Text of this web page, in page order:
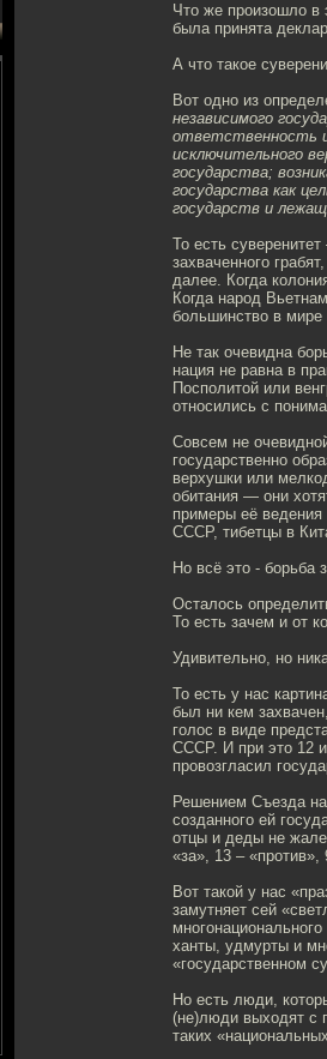
Что же произошло в
была принята
А что такое
Вот одно из
независимого
ответственность и
исключительного
государства;
государства как
государств и
То есть
захваченного
далее. Когда
Когда народ
большинство в мире
Не так очевидна
нация не равна в
Посполитой или
относились с
Совсем не
государственно
верхушки или
обитания — они
примеры её
СССР, тибетцы в
Но всё это - борьба
Осталось
То есть зачем и от
Удивительно, но
То есть у нас
был ни кем
голос в виде
СССР. И при это 12
провозгласил
Решением Съезда
созданного ей
отцы и деды не
«за», 13 – «против»,
Вот такой у нас
замутняет сей
ханты, удмурты и
«государственном
Но есть люди,
(не)люди выходят с
таких